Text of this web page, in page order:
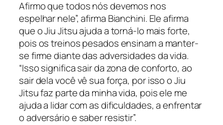
Afirmo que todos nós devemos nos
espelhar nele”, afirma Bianchini. Ele afirma
que o Jiu Jitsu ajuda a torná-lo mais forte,
pois os treinos pesados ensinam a manter-
se firme diante das adversidades da vida.
“Isso significa sair da zona de conforto, ao
sair dela você vê sua força, por isso o Jiu
Jitsu faz parte da minha vida, pois ele me
ajuda a lidar com as dificuldades, a enfrentar
o adversário e saber resistir”.